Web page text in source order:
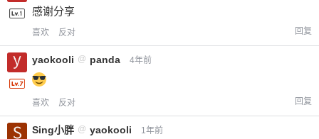
感谢分享
喜欢 反对 回复
yaokooli @ panda 4年前
喜欢 反对 回复
Sing小胖 @ yaokooli 1年前